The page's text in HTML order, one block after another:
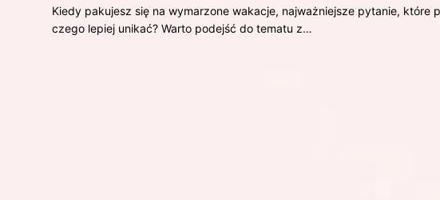
Kiedy pakujesz się na wymarzone wakacje, najważniejsze pytanie, które
czego lepiej unikać? Warto podejść do tematu z…